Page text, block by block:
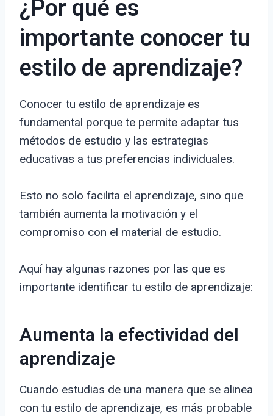
¿Por qué es
importante conocer tu
estilo de aprendizaje?
Conocer tu estilo de aprendizaje es
fundamental porque te permite adaptar tus
métodos de estudio y las estrategias
educativas a tus preferencias individuales.
Esto no solo facilita el aprendizaje, sino que
también aumenta la motivación y el
compromiso con el material de estudio.
Aquí hay algunas razones por las que es
importante identificar tu estilo de aprendizaje:
Aumenta la efectividad del
aprendizaje
Cuando estudias de una manera que se alinea
con tu estilo de aprendizaje, es más probable